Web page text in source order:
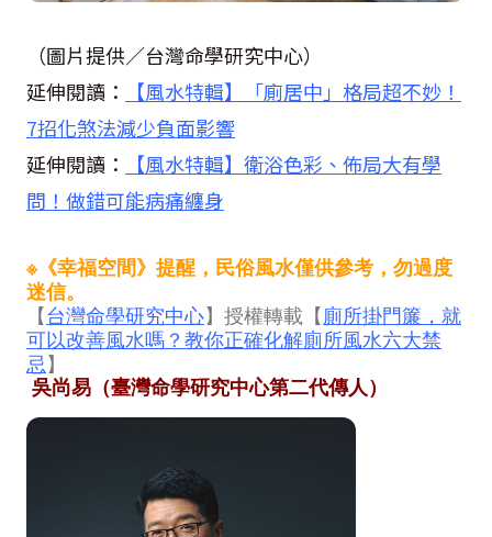
（圖片提供／台灣命學研究中心）
延伸閱讀：
【風水特輯】「廁居中」格局超不妙！
7招化煞法減少負面影響
延伸閱讀：
【風水特輯】衛浴色彩、佈局大有學
問！做錯可能病痛纏身
※《幸福空間》提醒，民俗風水僅供參考，勿過度
迷信。
【台灣命學研究中心】授權轉載【廁所掛門簾，就
可以改善風水嗎？教你正確化解廁所風水六大禁
忌】
吳尚易（臺灣命學研究中心第二代傳人）